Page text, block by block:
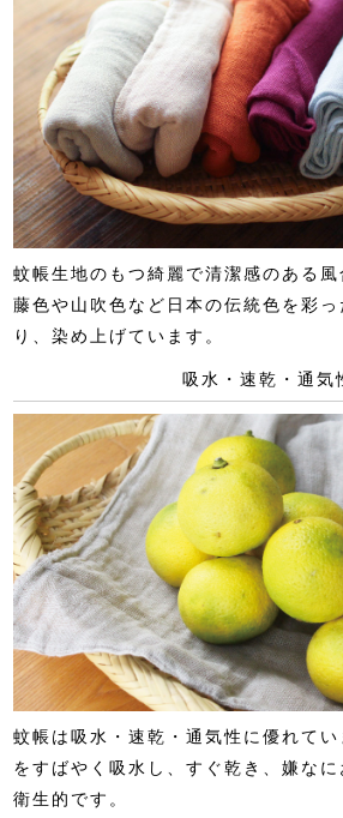
蚊帳生地のもつ綺麗で清潔感のある風
藤色や山吹色など日本の伝統色を彩
り、染め上げています。
吸水・速乾・通気
蚊帳は吸水・速乾・通気性に優れて
をすばやく吸水し、すぐ乾き、嫌なに
衛生的です。